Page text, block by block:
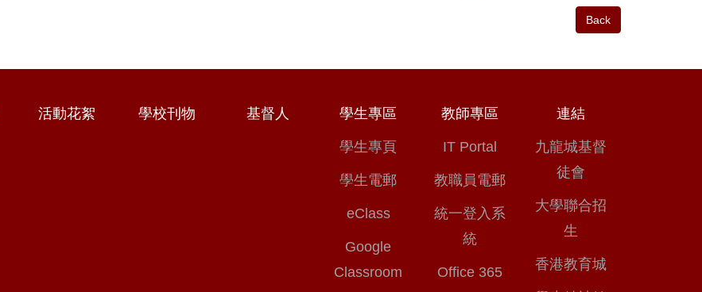
Back
活動花絮 學校刊物 基督人 學生專區
學生專頁
學生電郵
eClass
Google
Classroom
教師專區
IT Portal
教職員電郵
統一登入系
統
Office 365
連結
九龍城基督
徒會
大學聯合招
生
香港教育城